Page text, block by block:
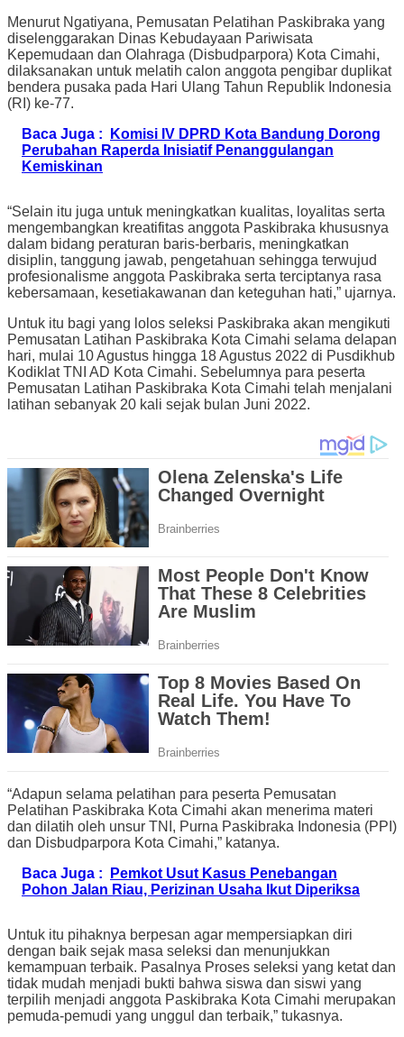
Menurut Ngatiyana, Pemusatan Pelatihan Paskibraka yang
diselenggarakan Dinas Kebudayaan Pariwisata
Kepemudaan dan Olahraga (Disbudparpora) Kota Cimahi,
dilaksanakan untuk melatih calon anggota pengibar duplikat
bendera pusaka pada Hari Ulang Tahun Republik Indonesia
(RI) ke-77.
Baca Juga :
Komisi IV DPRD Kota Bandung Dorong
Perubahan Raperda Inisiatif Penanggulangan
Kemiskinan
“Selain itu juga untuk meningkatkan kualitas, loyalitas serta
mengembangkan kreatifitas anggota Paskibraka khususnya
dalam bidang peraturan baris-berbaris, meningkatkan
disiplin, tanggung jawab, pengetahuan sehingga terwujud
profesionalisme anggota Paskibraka serta terciptanya rasa
kebersamaan, kesetiakawanan dan keteguhan hati,” ujarnya.
Untuk itu bagi yang lolos seleksi Paskibraka akan mengikuti
Pemusatan Latihan Paskibraka Kota Cimahi selama delapan
hari, mulai 10 Agustus hingga 18 Agustus 2022 di Pusdikhub
Kodiklat TNI AD Kota Cimahi. Sebelumnya para peserta
Pemusatan Latihan Paskibraka Kota Cimahi telah menjalani
latihan sebanyak 20 kali sejak bulan Juni 2022.
“Adapun selama pelatihan para peserta Pemusatan
Pelatihan Paskibraka Kota Cimahi akan menerima materi
dan dilatih oleh unsur TNI, Purna Paskibraka Indonesia (PPI)
dan Disbudparpora Kota Cimahi,” katanya.
Baca Juga :
Pemkot Usut Kasus Penebangan
Pohon Jalan Riau, Perizinan Usaha Ikut Diperiksa
Untuk itu pihaknya berpesan agar mempersiapkan diri
dengan baik sejak masa seleksi dan menunjukkan
kemampuan terbaik. Pasalnya Proses seleksi yang ketat dan
tidak mudah menjadi bukti bahwa siswa dan siswi yang
terpilih menjadi anggota Paskibraka Kota Cimahi merupakan
pemuda-pemudi yang unggul dan terbaik,” tukasnya.